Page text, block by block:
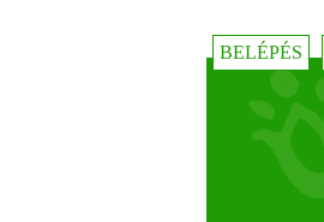
BELÉPÉS